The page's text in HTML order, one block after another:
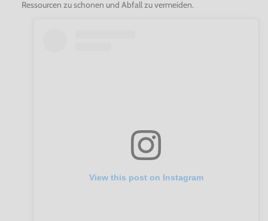
Ressourcen zu schonen und Abfall zu vermeiden.
View this post on Instagram